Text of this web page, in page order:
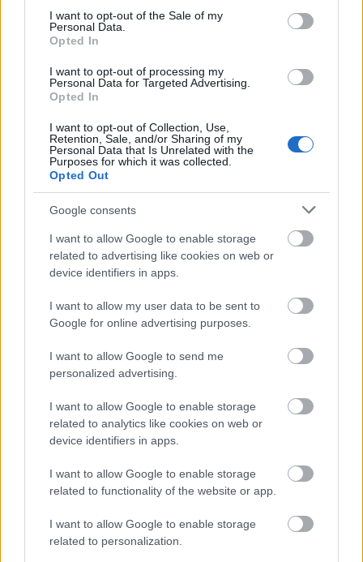
consent section.
I want to opt-out of the Sale of my
Personal Data.
Opted In
I want to opt-out of processing my
Personal Data for Targeted Advertising.
Opted In
I want to opt-out of Collection, Use,
Retention, Sale, and/or Sharing of my
Personal Data that Is Unrelated with the
Purposes for which it was collected.
Opted Out
Google consents
I want to allow Google to enable storage
related to advertising like cookies on web or
device identifiers in apps.
I want to allow my user data to be sent to
Google for online advertising purposes.
I want to allow Google to send me
personalized advertising.
I want to allow Google to enable storage
related to analytics like cookies on web or
device identifiers in apps.
I want to allow Google to enable storage
related to functionality of the website or app.
I want to allow Google to enable storage
related to personalization.
Το νησί του Αιγαίου, ένας μικρός παράδεισος επί γης με τις 99
καταγάλανες παραλίες
Είναι ένα μικρό νησί του Αιγαίου που μοιάζει κυριολεκτικά με παράδεισο
επί γης, ένας...
Trip Ideas
Σαββατοκύριακα – Από τον Τάσο Δούση
4 Μαΐου 2022, 11:41
στην πρωτεύουσα. Επικεντρωθήκαµε στα…...
Trip Ideas